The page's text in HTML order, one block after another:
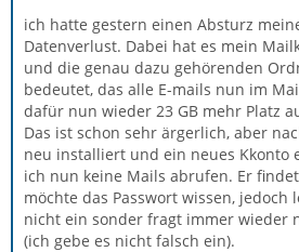
ich hatte gestern einen Absturz
Datenverlust. Dabei hat es mein
und die genau dazu gehörenden
bedeutet, das alle E-mails nun im
dafür nun wieder 23 GB mehr Platz
Das ist schon sehr ärgerlich, aber
neu installiert und ein neues Kkonto
ich nun keine Mails abrufen. Er
möchte das Passwort wissen, jedoch
nicht ein sonder fragt immer wieder
(ich gebe es nicht falsch ein).